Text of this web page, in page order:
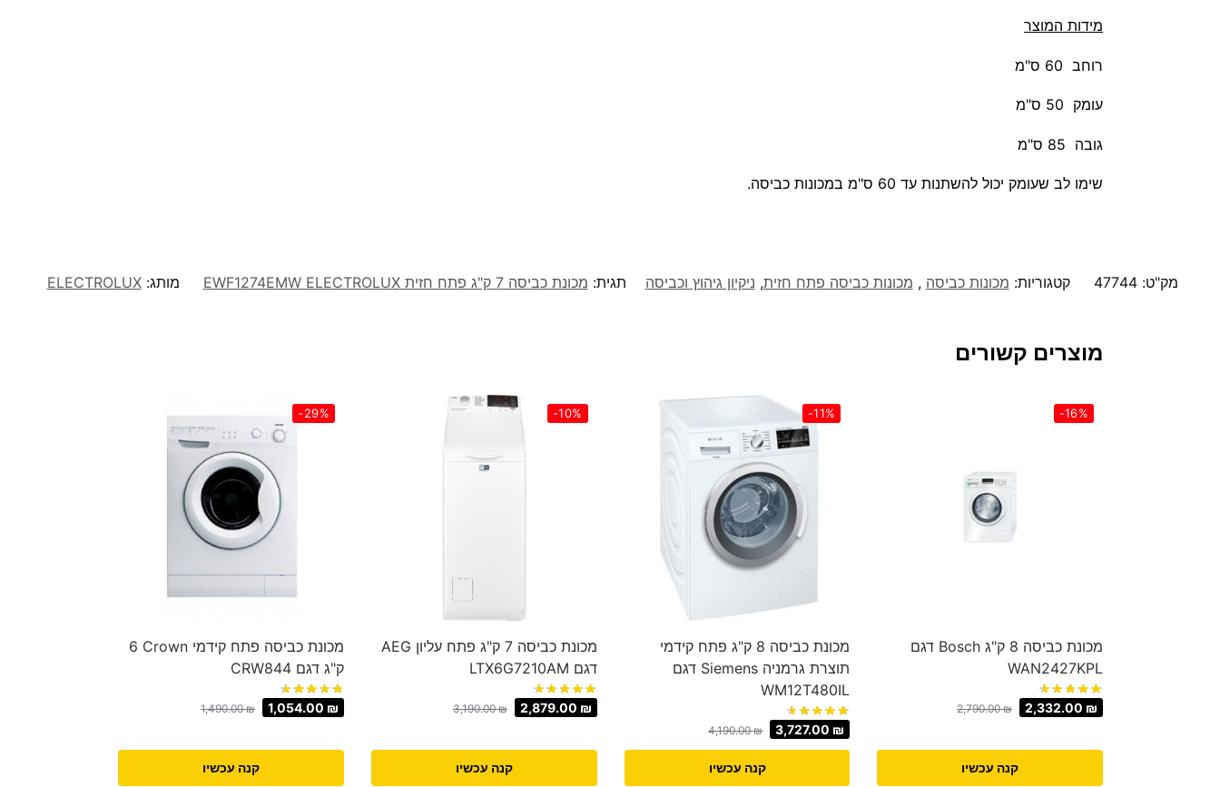
מידות המוצר
רוחב ­ 60 ס"מ
עומק ­ 50 ס"מ
גובה ­ 85 ס"מ
שימו לב שעומק יכול להשתנות עד 60 ס"מ במכונות כביסה.
מק"ט:47744 קטגוריות: מכונות כביסה , מכונות כביסה פתח חזית, ניקיון גיהוץ וכביסה תגית: מכונת כביסה 7 ק"ג פתח חזית EWF1274EMW ELECTROLUX מותג:ELECTROLUX
מוצרים קשורים
-16%
מכונת כביסה 8 ק"ג Bosch דגם
WAN2427KPL
2,790.00₪ 2,332.00 ₪
קנה עכשיו
-11%
מכונת כביסה 8 ק"ג פתח קידמי
תוצרת גרמניה Siemens דגם
WM12T480IL
4,190.00₪ 3,727.00 ₪
קנה עכשיו
-10%
מכונת כביסה 7 ק"ג פתח עליון AEG
דגם LTX6G7210AM
3,190.00₪ 2,879.00 ₪
קנה עכשיו
-29%
מכונת כביסה ‏פתח קידמי Crown ‏6
‏ק"ג דגם CRW844
1,490.00₪ 1,054.00 ₪
קנה עכשיו